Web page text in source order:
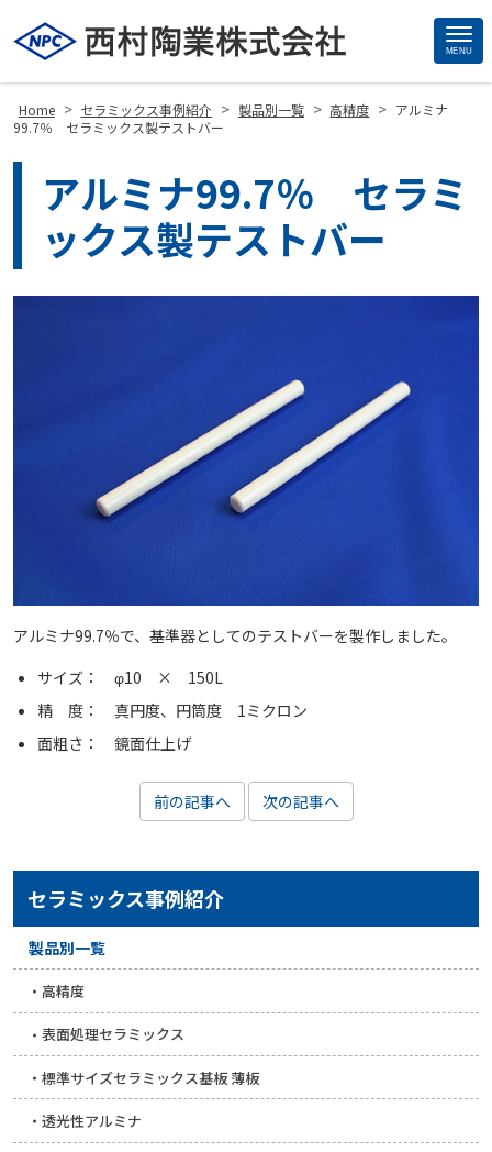
MENU
Home > セラミックス事例紹介 > 製品別一覧 > 高精度 > アルミナ
99.7％ セラミックス製テストバー
アルミナ99.7％ セラミ
ックス製テストバー
アルミナ99.7％で、基準器としてのテストバーを製作しました。
サイズ： φ10 × 150L
精 度： 真円度、円筒度 1ミクロン
面粗さ： 鏡面仕上げ
前の記事へ 次の記事へ
セラミックス事例紹介
製品別一覧
高精度
表面処理セラミックス
標準サイズセラミックス基板 薄板
透光性アルミナ
Site
Footer